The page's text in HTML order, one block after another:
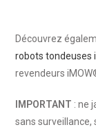
Découvrez
robots tondeuses
revendeurs
IMPORTANT : ne
sans surveillance,